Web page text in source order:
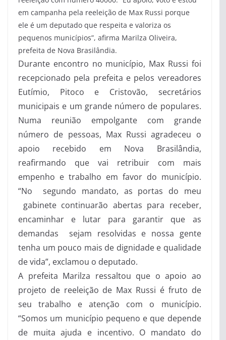
em campanha pela reeleição de Max Russi porque
ele é um deputado que respeita e valoriza os
pequenos municípios”, afirma Marilza Oliveira,
prefeita de Nova Brasilândia.
Durante encontro no município, Max Russi foi
recepcionado pela prefeita e pelos vereadores
Eutímio, Pitoco e Cristovão, secretários
municipais e um grande número de populares.
Numa reunião empolgante com grande
número de pessoas, Max Russi agradeceu o
apoio recebido em Nova Brasilândia,
reafirmando que vai retribuir com mais
empenho e trabalho em favor do município.
“No segundo mandato, as portas do meu
gabinete continuarão abertas para receber,
encaminhar e lutar para garantir que as
demandas sejam resolvidas e nossa gente
tenha um pouco mais de dignidade e qualidade
de vida”, exclamou o deputado.
A prefeita Marilza ressaltou que o apoio ao
projeto de reeleição de Max Russi é fruto de
seu trabalho e atenção com o município.
“Somos um município pequeno e que depende
de muita ajuda e incentivo. O mandato do